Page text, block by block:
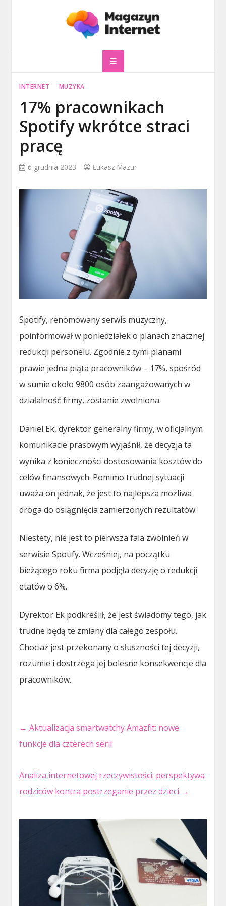
INTERNET MUZYKA
17% pracownikach
Spotify wkrótce straci
pracę
6 grudnia 2023 Łukasz Mazur
Spotify, renomowany serwis muzyczny,
poinformował w poniedziałek o planach znacznej
redukcji personelu. Zgodnie z tymi planami
prawie jedna piąta pracowników – 17%, spośród
w sumie około 9800 osób zaangażowanych w
działalność firmy, zostanie zwolniona.
Daniel Ek, dyrektor generalny firmy, w oficjalnym
komunikacie prasowym wyjaśnił, że decyzja ta
wynika z konieczności dostosowania kosztów do
celów finansowych. Pomimo trudnej sytuacji
uważa on jednak, że jest to najlepsza możliwa
droga do osiągnięcia zamierzonych rezultatów.
Niestety, nie jest to pierwsza fala zwolnień w
serwisie Spotify. Wcześniej, na początku
bieżącego roku firma podjęła decyzję o redukcji
etatów o 6%.
Dyrektor Ek podkreślił, że jest świadomy tego, jak
trudne będą te zmiany dla całego zespołu.
Chociaż jest przekonany o słuszności tej decyzji,
rozumie i dostrzega jej bolesne konsekwencje dla
pracowników.
← Aktualizacja smartwatchy Amazfit: nowe
funkcje dla czterech serii
Analiza internetowej rzeczywistości: perspektywa
rodziców kontra postrzeganie przez dzieci →